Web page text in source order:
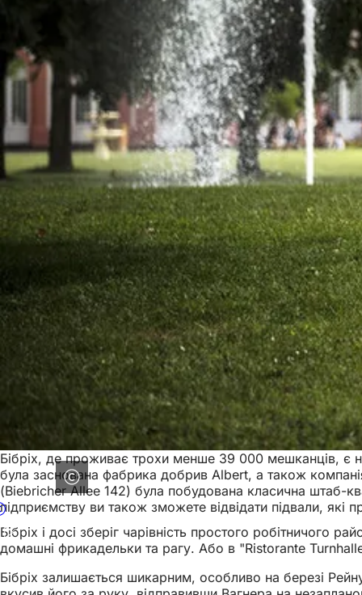
Бібріх, де проживає трохи менше 39 000 мешканців, є
була заснована фабрика добрив Albert, а також
(Biebricher Allee 142) була побудована класична штаб-
підприємству ви також зможете відвідати підвали, які
Бібріх і досі зберіг чарівність простого
домашні фрикадельки та рагу. Або в "Ristorante
Бібріх залишається шикарним, особливо на березі